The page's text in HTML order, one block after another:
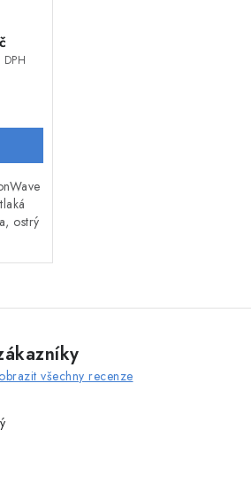
ostrý
všechny recenze